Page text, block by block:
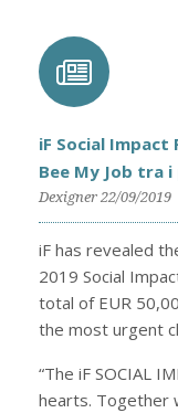
iF Social Impact
Bee My Job tra
Dexigner 22/09/2019
iF has revealed
2019 Social
total of EUR
the most urgent
“The iF SOCIAL
hearts. Together